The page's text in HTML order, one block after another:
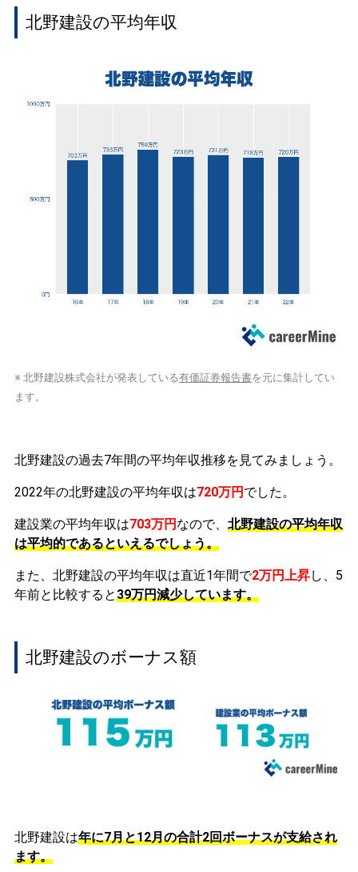
北野建設の平均年収
※ 北野建設株式会社が発表している有価証券報告書を元に集計してい
ます。
北野建設の過去7年間の平均年収推移を見てみましょう。
2022年の北野建設の平均年収は720万円 でした。
建設業の平均年収は703万円 なので、 北野建設の平均年収
は平均的であるといえるでしょう。
また、北野建設の平均年収は直近1年間で2万円上昇し、5
年前と比較すると39万円減少しています。
北野建設のボーナス額
北野建設は年に7月と12月の合計2回ボーナスが支給され
ます。